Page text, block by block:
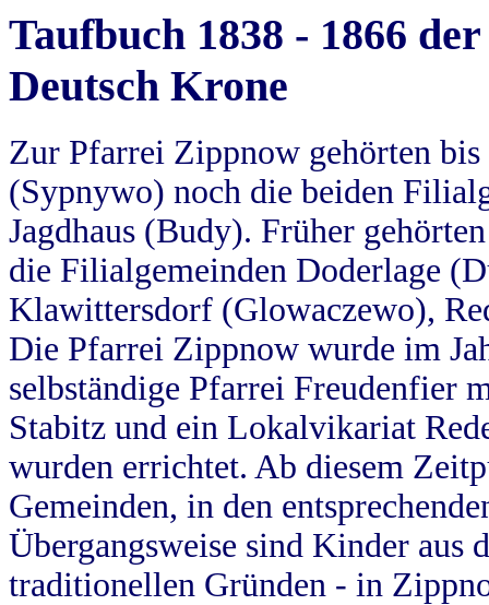
Taufbuch 1838 - 1866
Deutsch Krone
Zur Pfarrei Zippnow gehörten
(Sypnywo) noch die beiden
Jagdhaus (Budy). Früher
die Filialgemeinden Doderlage
Klawittersdorf (Glowaczewo),
Die Pfarrei Zippnow wurde im
selbständige Pfarrei Freudenfier
Stabitz und ein Lokalvikariat
wurden errichtet. Ab diesem
Gemeinden, in den
Übergangsweise sind Kinder aus
traditionellen Gründen - in